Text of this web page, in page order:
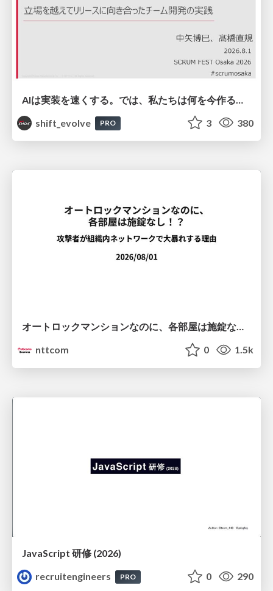
shift_evolve
PRO 3 380
オートロックマンションなのに、各部屋は施錠なし！？ 攻撃者が組織内ネットワークで大暴れする理由 / The Front Door Is Locked, but the Rooms Are Wide Open: Why Attackers Move Freely Inside Enterprise Networks
nttcom
0 1.5k
JavaScript 研修 (2026)
recruitengineers
PRO 0 290